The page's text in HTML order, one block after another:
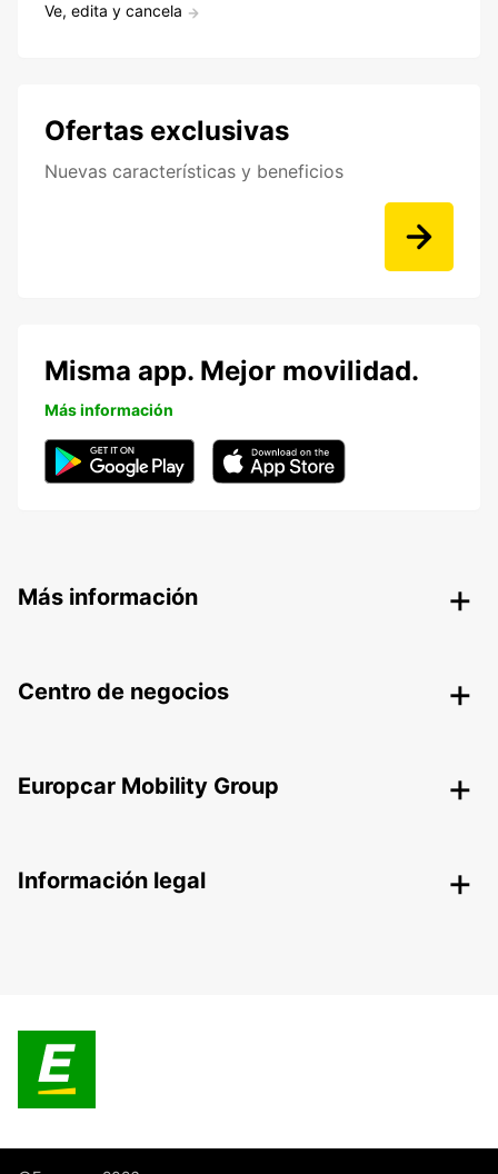
Ve, edita y cancela
Ofertas exclusivas
Nuevas características y beneficios
Misma app. Mejor movilidad.
Más información
Más información
Centro de negocios
Europcar Mobility Group
Información legal